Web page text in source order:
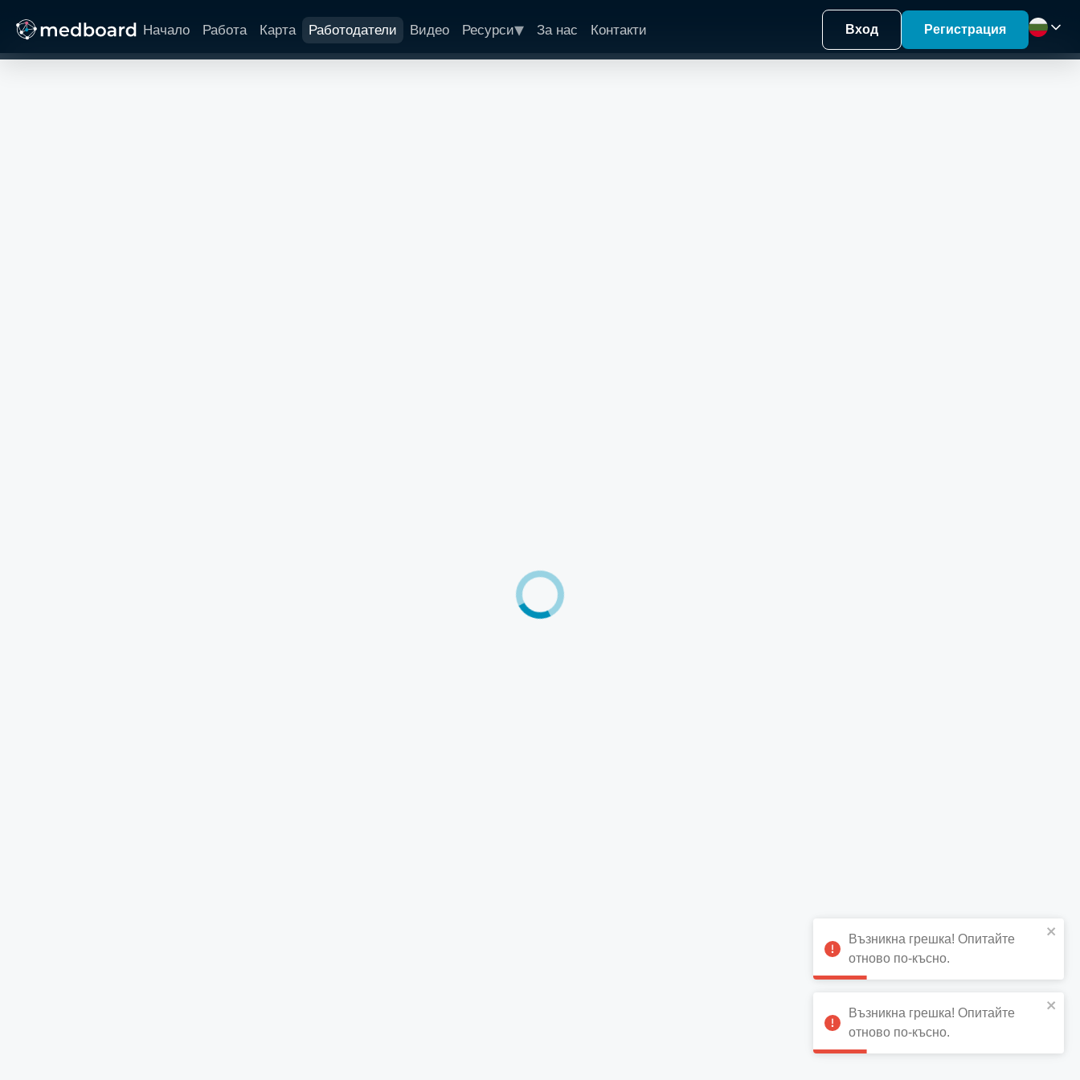
Начало Работа Карта Работодатели Видео Ресурси▾ За нас Контакти Вход Регистрация
Възникна грешка! Опитайте
отново по-късно.
Възникна грешка! Опитайте
отново по-късно.